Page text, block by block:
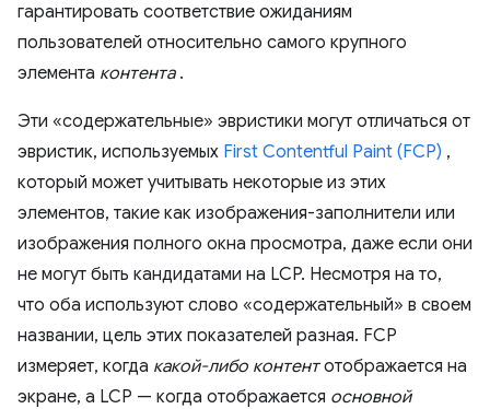
гарантировать соответствие ожиданиям
пользователей относительно самого крупного
элемента контента.
Эти «содержательные» эвристики могут отличаться от
эвристик, используемых First Contentful Paint (FCP) ,
который может учитывать некоторые из этих
элементов, такие как изображения-заполнители или
изображения полного окна просмотра, даже если они
не могут быть кандидатами на LCP. Несмотря на то,
что оба используют слово «содержательный» в своем
названии, цель этих показателей разная. FCP
измеряет, когда какой-либо контентотображается на
экране, а LCP — когда отображается основной